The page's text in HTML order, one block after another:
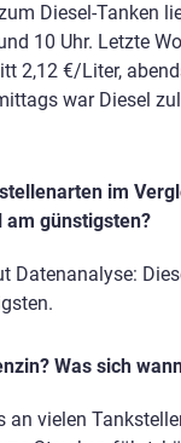
Diesel-Tanken
10 Uhr. Letzte
2,12 €/Liter,
war Diesel
im
am günstigsten?
Datenanalyse:
Was sich
an vielen